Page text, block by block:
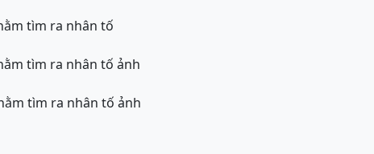
tìm ra nhân tố
tìm ra nhân tố ảnh
tìm ra nhân tố ảnh